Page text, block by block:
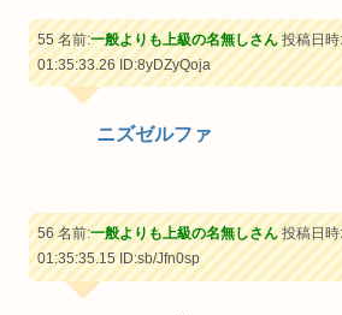
55 名前:一般よりも上級の名無しさん投稿日時
01:35:33.26ID:8yDZyQoja
ニズゼルファ
56 名前:一般よりも上級の名無しさん投稿日時
01:35:35.15ID:sb/Jfn0sp